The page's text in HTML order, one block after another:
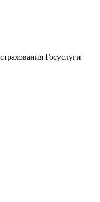
Госуслуги